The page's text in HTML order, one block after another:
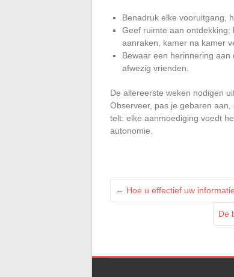
Benadruk elke vooruitgang,
Geef ruimte aan
aanraken, kamer na kamer
Bewaar een herinnering aan
afwezig vrienden.
De allereerste weken nodigen
Observeer, pas je gebaren
telt: elke aanmoediging voedt
autonomie.
← Hoe u effectief uw
De